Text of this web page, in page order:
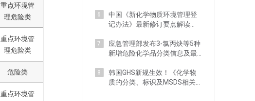
重点环境管
理危险类
重点环境管
理危险类
危险类
重点环境管
6
中国《新化学物质环境管理登
记办法》最新修订要点解读
7
应急管理部发布3-氯丙炔等5种
新增危险化学品分类信息及最
8
韩国GHS新规生效！《化学物
质的分类、标识及MSDS相关标